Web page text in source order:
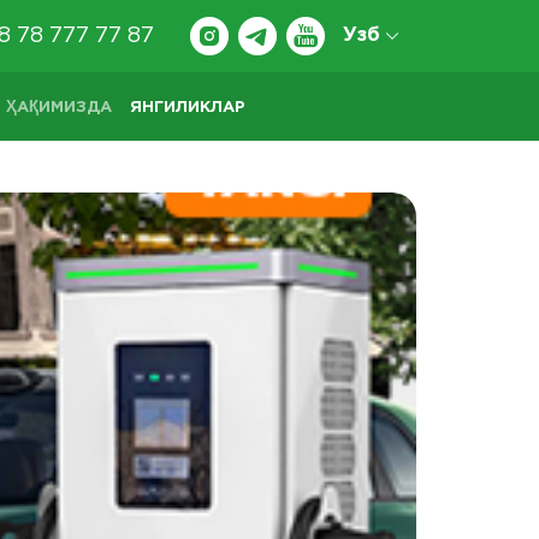
78 777 77 87 Узб
ҲАҚИМИЗДА ЯНГИЛИКЛАР